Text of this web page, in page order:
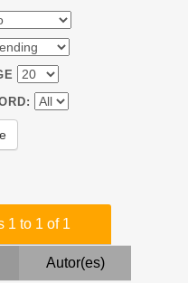
1 to 1 of 1
Autor(es)